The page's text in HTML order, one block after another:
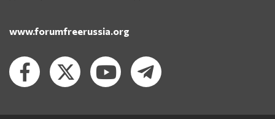
www.forumfreerussia.org